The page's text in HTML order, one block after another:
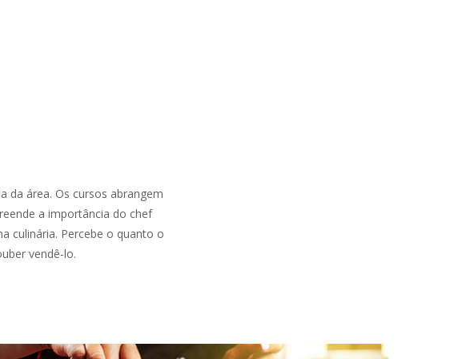
da área. Os cursos abrangem
a importância do chef
culinária. Percebe o quanto o
vendê-lo.